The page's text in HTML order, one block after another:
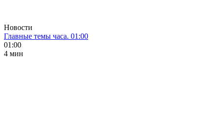
Новости
Главные темы часа. 01:00
01:00
4 мин